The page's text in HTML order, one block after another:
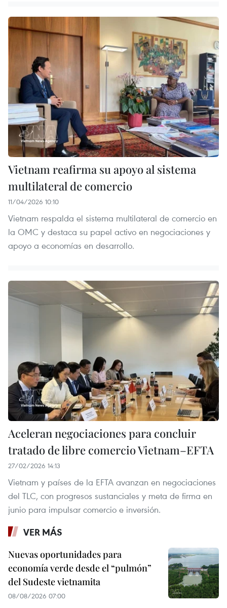
Vietnam reafirma su apoyo al sistema
multilateral de comercio
11/04/2026 10:10
Vietnam respalda el sistema multilateral de comercio en
la OMC y destaca su papel activo en negociaciones y
apoyo a economías en desarrollo.
Aceleran negociaciones para concluir
tratado de libre comercio Vietnam–EFTA
27/02/2026 14:13
Vietnam y países de la EFTA avanzan en negociaciones
del TLC, con progresos sustanciales y meta de firma en
junio para impulsar comercio e inversión.
VER MÁS
Nuevas oportunidades para
economía verde desde el “pulmón”
del Sudeste vietnamita
08/08/2026 07:00